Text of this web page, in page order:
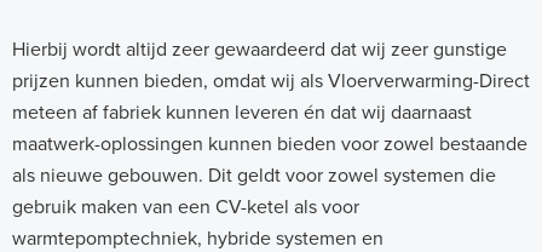
Hierbij wordt altijd zeer gewaardeerd dat wij zeer gunstige
prijzen kunnen bieden, omdat wij als Vloerverwarming-Direct
meteen af fabriek kunnen leveren én dat wij daarnaast
maatwerk-oplossingen kunnen bieden voor zowel bestaande
als nieuwe gebouwen. Dit geldt voor zowel systemen die
gebruik maken van een CV-ketel als voor
warmtepomptechniek, hybride systemen en